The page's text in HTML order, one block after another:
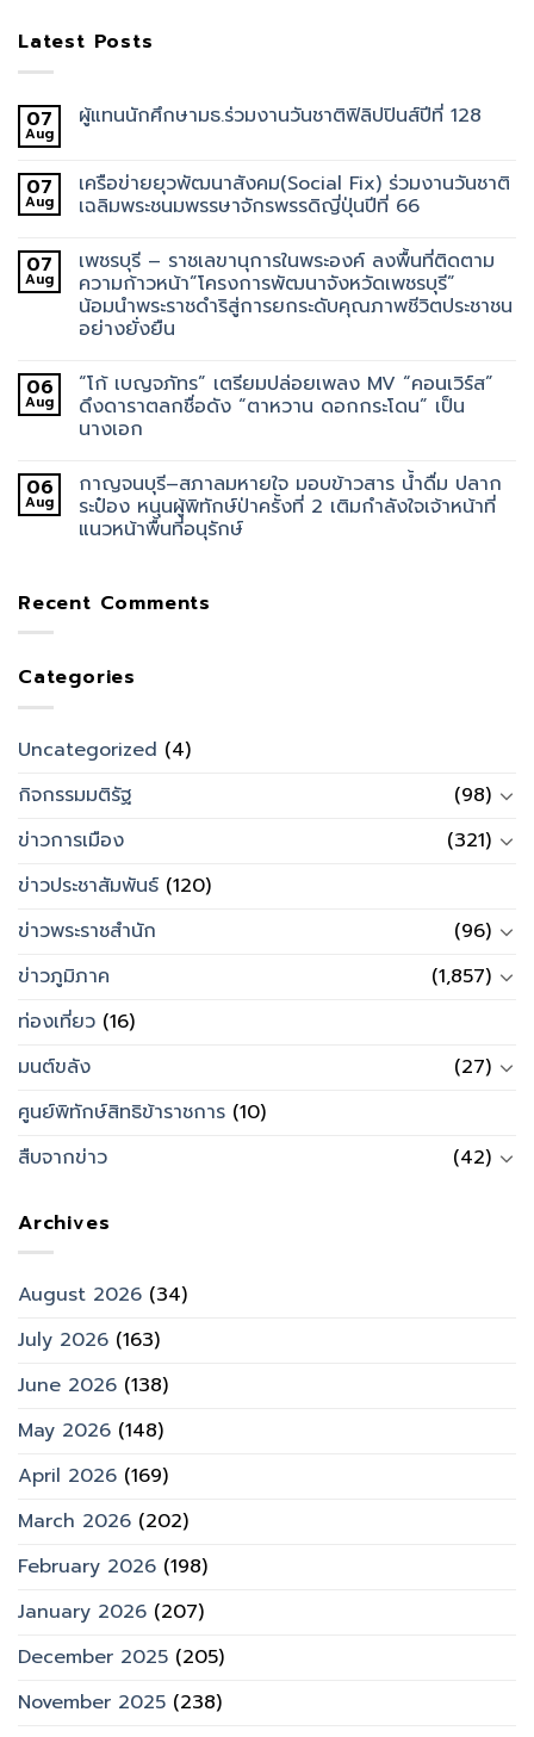
Latest Posts
07
Aug
ผู้แทนนักศึกษามธ.ร่วมงานวันชาติฟิลิปปินส์ปีที่ 128
07
Aug
เครือข่ายยุวพัฒนาสังคม(Social Fix) ร่วมงานวันชาติ
เฉลิมพระชนมพรรษาจักรพรรดิญี่ปุ่นปีที่ 66
07
Aug
เพชรบุรี – ราชเลขานุการในพระองค์ ลงพื้นที่ติดตาม
ความก้าวหน้า”โครงการพัฒนาจังหวัดเพชรบุรี”
น้อมนำพระราชดำริสู่การยกระดับคุณภาพชีวิตประชาชน
อย่างยั่งยืน
06
Aug
“โก้ เบญจภัทร” เตรียมปล่อยเพลง MV “คอนเวิร์ส”
ดึงดาราตลกชื่อดัง “ตาหวาน ดอกกระโดน” เป็น
นางเอก
06
Aug
กาญจนบุรี–สภาลมหายใจ มอบข้าวสาร น้ำดื่ม ปลาก
ระป๋อง หนุนผู้พิทักษ์ป่าครั้งที่ 2 เติมกำลังใจเจ้าหน้าที่
แนวหน้าพื้นที่อนุรักษ์
Recent Comments
Categories
Uncategorized (4)
กิจกรรมมติรัฐ
(98)
ข่าวการเมือง
(321)
ข่าวประชาสัมพันธ์ (120)
ข่าวพระราชสำนัก
(96)
ข่าวภูมิภาค
(1,857)
ท่องเที่ยว (16)
มนต์ขลัง
(27)
ศูนย์พิทักษ์สิทธิข้าราชการ (10)
สืบจากข่าว
(42)
Archives
August 2026 (34)
July 2026 (163)
June 2026 (138)
May 2026 (148)
April 2026 (169)
March 2026 (202)
February 2026 (198)
January 2026 (207)
December 2025 (205)
November 2025 (238)